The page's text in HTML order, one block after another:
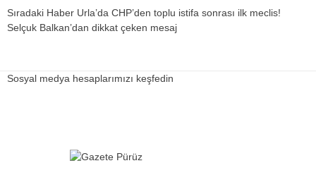
Sıradaki Haber Urla’da CHP’den toplu istifa sonrası ilk meclis!
Selçuk Balkan’dan dikkat çeken mesaj
Sosyal medya hesaplarımızı keşfedin